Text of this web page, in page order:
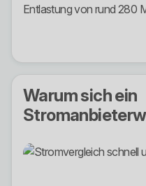
Entlastung von rund 280
Warum sich ein